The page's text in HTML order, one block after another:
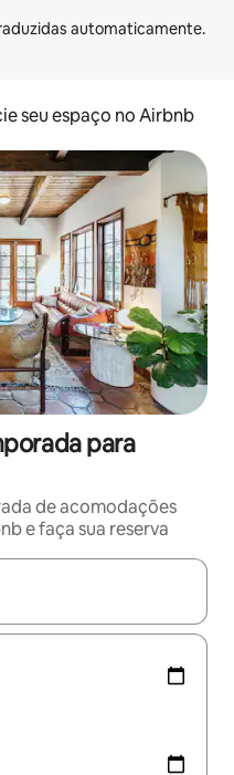
seu espaço no Airbnb
para
de acomodações
e faça sua reserva
disponíveis, explore-os